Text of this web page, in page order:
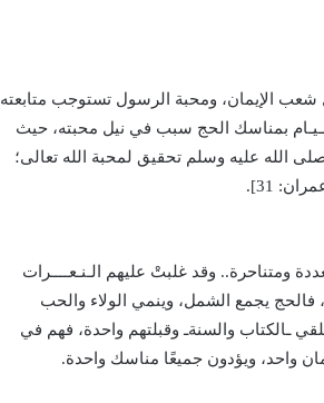
الإيمان، ومحبة الرسول تستوجب متابعته
بمناسك الحج سبب في نيل محبته، حيث
الله عليه وسلم تحقيق لمحبة الله تعالى؛
31].
ومتناحرة.. وقد غلبتْ عليهم الـنـعــــرات
فالحج يجمع الشمل، وينمي الولاء والحب
ـالكتاب والسنةـ وقبلتهم واحدة، فهم في
واحد، ويؤدون جميعًا مناسك واحدة.